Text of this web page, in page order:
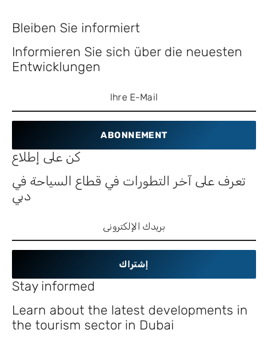
Bleiben Sie informiert
Informieren Sie sich über die neuesten
Entwicklungen
ABONNEMENT
كن على إطلاع
تعرف على آخر التطورات في قطاع السياحة في
دبي
إشتراك
Stay informed
Learn about the latest developments in
the tourism sector in Dubai